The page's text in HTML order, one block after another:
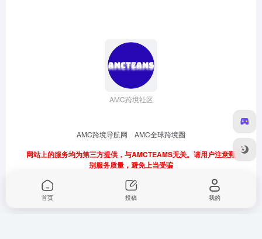
AMC跨境社区
AMC跨境导航网 AMC全球跨境圈
网站上的服务均为第三方提供，与AMCTEAMS无关。请用户注意甄
别服务质量，避免上当受骗
首页 投稿 我的